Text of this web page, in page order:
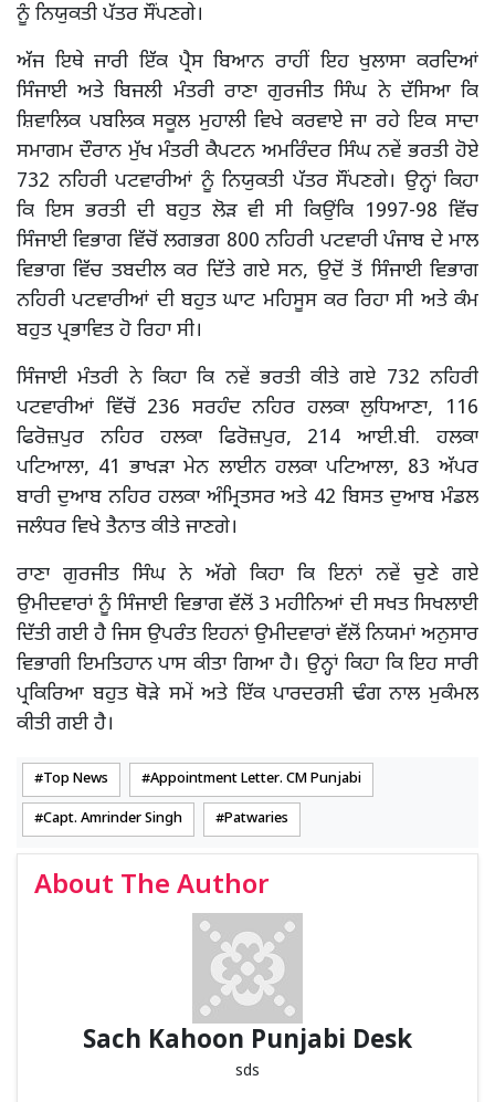
ਨੂੰ ਨਿਯੁਕਤੀ ਪੱਤਰ ਸੌਂਪਣਗੇ।
ਅੱਜ ਇਥੇ ਜਾਰੀ ਇੱਕ ਪ੍ਰੈਸ ਬਿਆਨ ਰਾਹੀਂ ਇਹ ਖੁਲਾਸਾ ਕਰਦਿਆਂ
ਸਿੰਜਾਈ ਅਤੇ ਬਿਜਲੀ ਮੰਤਰੀ ਰਾਣਾ ਗੁਰਜੀਤ ਸਿੰਘ ਨੇ ਦੱਸਿਆ ਕਿ
ਸ਼ਿਵਾਲਿਕ ਪਬਲਿਕ ਸਕੂਲ ਮੁਹਾਲੀ ਵਿਖੇ ਕਰਵਾਏ ਜਾ ਰਹੇ ਇਕ ਸਾਦਾ
ਸਮਾਗਮ ਦੌਰਾਨ ਮੁੱਖ ਮੰਤਰੀ ਕੈਪਟਨ ਅਮਰਿੰਦਰ ਸਿੰਘ ਨਵੇਂ ਭਰਤੀ ਹੋਏ
732 ਨਹਿਰੀ ਪਟਵਾਰੀਆਂ ਨੂੰ ਨਿਯੁਕਤੀ ਪੱਤਰ ਸੌਂਪਣਗੇ। ਉਨ੍ਹਾਂ ਕਿਹਾ
ਕਿ ਇਸ ਭਰਤੀ ਦੀ ਬਹੁਤ ਲੋੜ ਵੀ ਸੀ ਕਿਉਂਕਿ 1997-98 ਵਿੱਚ
ਸਿੰਜਾਈ ਵਿਭਾਗ ਵਿੱਚੋਂ ਲਗਭਗ 800 ਨਹਿਰੀ ਪਟਵਾਰੀ ਪੰਜਾਬ ਦੇ ਮਾਲ
ਵਿਭਾਗ ਵਿੱਚ ਤਬਦੀਲ ਕਰ ਦਿੱਤੇ ਗਏ ਸਨ, ਉਦੋਂ ਤੋਂ ਸਿੰਜਾਈ ਵਿਭਾਗ
ਨਹਿਰੀ ਪਟਵਾਰੀਆਂ ਦੀ ਬਹੁਤ ਘਾਟ ਮਹਿਸੂਸ ਕਰ ਰਿਹਾ ਸੀ ਅਤੇ ਕੰਮ
ਬਹੁਤ ਪ੍ਰਭਾਵਿਤ ਹੋ ਰਿਹਾ ਸੀ।
ਸਿੰਜਾਈ ਮੰਤਰੀ ਨੇ ਕਿਹਾ ਕਿ ਨਵੇਂ ਭਰਤੀ ਕੀਤੇ ਗਏ 732 ਨਹਿਰੀ
ਪਟਵਾਰੀਆਂ ਵਿੱਚੋਂ 236 ਸਰਹੰਦ ਨਹਿਰ ਹਲਕਾ ਲੁਧਿਆਣਾ, 116
ਫਿਰੋਜ਼ਪੁਰ ਨਹਿਰ ਹਲਕਾ ਫਿਰੋਜ਼ਪੁਰ, 214 ਆਈ.ਬੀ. ਹਲਕਾ
ਪਟਿਆਲਾ, 41 ਭਾਖੜਾ ਮੇਨ ਲਾਈਨ ਹਲਕਾ ਪਟਿਆਲਾ, 83 ਅੱਪਰ
ਬਾਰੀ ਦੁਆਬ ਨਹਿਰ ਹਲਕਾ ਅੰਮ੍ਰਿਤਸਰ ਅਤੇ 42 ਬਿਸਤ ਦੁਆਬ ਮੰਡਲ
ਜਲੰਧਰ ਵਿਖੇ ਤੈਨਾਤ ਕੀਤੇ ਜਾਣਗੇ।
ਰਾਣਾ ਗੁਰਜੀਤ ਸਿੰਘ ਨੇ ਅੱਗੇ ਕਿਹਾ ਕਿ ਇਨਾਂ ਨਵੇਂ ਚੁਣੇ ਗਏ
ਉਮੀਦਵਾਰਾਂ ਨੂੰ ਸਿੰਜਾਈ ਵਿਭਾਗ ਵੱਲੋਂ 3 ਮਹੀਨਿਆਂ ਦੀ ਸਖਤ ਸਿਖਲਾਈ
ਦਿੱਤੀ ਗਈ ਹੈ ਜਿਸ ਉਪਰੰਤ ਇਹਨਾਂ ਉਮੀਦਵਾਰਾਂ ਵੱਲੋਂ ਨਿਯਮਾਂ ਅਨੁਸਾਰ
ਵਿਭਾਗੀ ਇਮਤਿਹਾਨ ਪਾਸ ਕੀਤਾ ਗਿਆ ਹੈ। ਉਨ੍ਹਾਂ ਕਿਹਾ ਕਿ ਇਹ ਸਾਰੀ
ਪ੍ਰਕਿਰਿਆ ਬਹੁਤ ਥੋੜੇ ਸਮੇਂ ਅਤੇ ਇੱਕ ਪਾਰਦਰਸ਼ੀ ਢੰਗ ਨਾਲ ਮੁਕੰਮਲ
ਕੀਤੀ ਗਈ ਹੈ।
Top News Appointment Letter. CM Punjabi
Capt. Amrinder Singh Patwaries
About The Author
Sach Kahoon Punjabi Desk
sds